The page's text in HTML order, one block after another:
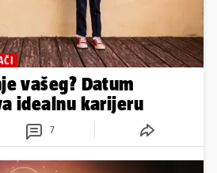
vašeg? Datum
idealnu karijeru
7